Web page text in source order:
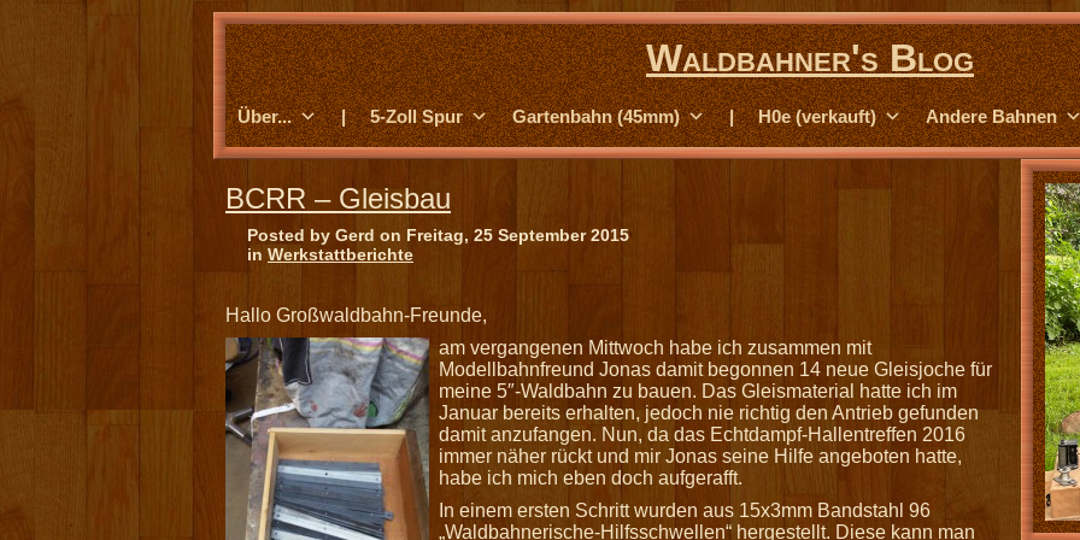
Waldbahner's Blog
Über... | 5-Zoll Spur Gartenbahn (45mm) | H0e (verkauft) Andere Bahnen
BCRR – Gleisbau
Posted by Gerd on Freitag, 25 September 2015
in Werkstattberichte
Hallo Großwaldbahn-Freunde,
am vergangenen Mittwoch habe ich zusammen mit
Modellbahnfreund Jonas damit begonnen 14 neue Gleisjoche für
meine 5″-Waldbahn zu bauen. Das Gleismaterial hatte ich im
Januar bereits erhalten, jedoch nie richtig den Antrieb gefunden
damit anzufangen. Nun, da das Echtdampf-Hallentreffen 2016
immer näher rückt und mir Jonas seine Hilfe angeboten hatte,
habe ich mich eben doch aufgerafft.
In einem ersten Schritt wurden aus 15x3mm Bandstahl 96
„Waldbahnerische-Hilfsschwellen“ hergestellt. Diese kann man